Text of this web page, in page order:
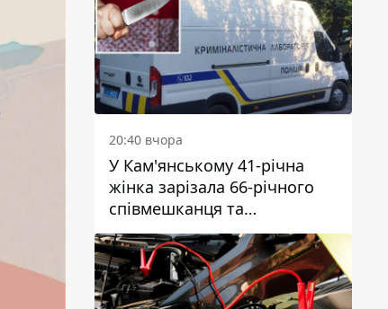
20:40 вчора
У Кам'янському 41-річна
жінка зарізала 66-річного
співмешканця та
намагалась обманути
поліцейських